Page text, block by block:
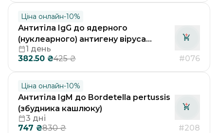
Ціна онлайн-10%
Антитіла IgG до ядерного
(нуклеарного) антигену віруса
Епштейн-Барра (EBV-EBNA IgG)
1 день
382.50 ₴425₴ #076
Ціна онлайн-10%
Антитіла IgM до Bordetella pertussis
(збудника кашлюку)
3 дні
747 ₴830₴ #208